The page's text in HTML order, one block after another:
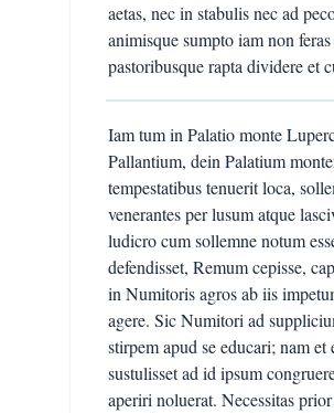
aetas, nec in stabulis nec ad
animisque sumpto iam non
pastoribusque rapta dividere et
Iam tum in Palatio monte
Pallantium, dein Palatium
tempestatibus tenuerit loca,
venerantes per lusum atque
ludicro cum sollemne notum
defendisset, Remum cepisse,
in Numitoris agros ab iis
agere. Sic Numitori ad
stirpem apud se educari; nam
sustulisset ad id ipsum
aperiri noluerat. Necessitas